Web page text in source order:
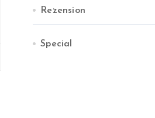
Rezension
Special